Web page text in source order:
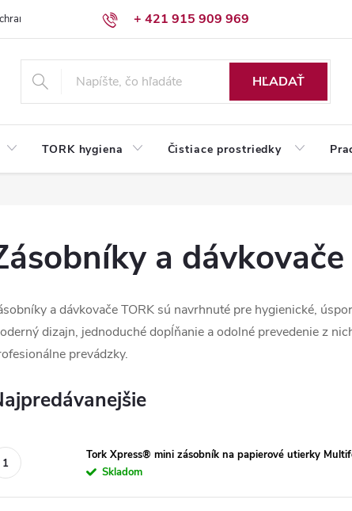
+ 421 915 909 969
osobných údajov Reklamačný poriadok
HĽADAŤ
TORK hygiena Čistiace prostriedky
a dávkovače
a dávkovače TORK sú navrhnuté pre hygienické,
dizajn, jednoduché dopĺňanie a odolné prevedenie z
prevádzky.
Tork Xpress® mini zásobník na papierové utierky
Skladom